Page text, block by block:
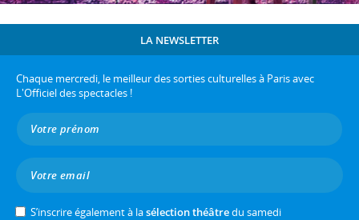
LA NEWSLETTER
Chaque mercredi, le meilleur des sorties culturelles à Paris avec
L'Officiel des spectacles !
S’inscrire également à lasélection théâtredu samedi